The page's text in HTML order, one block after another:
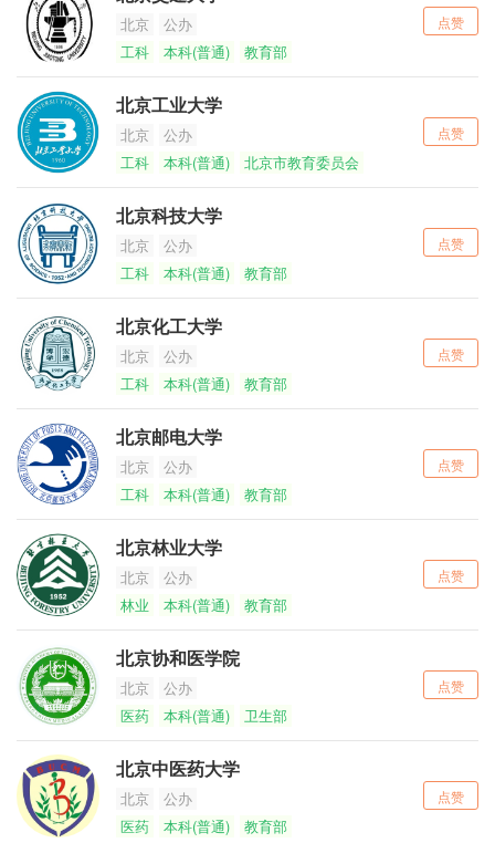
北京
公办
工科
本科(普通) 教育部
点赞
北京工业大学
北京
公办
工科
本科(普通) 北京市教育委员会
点赞
北京科技大学
北京
公办
工科
本科(普通) 教育部
点赞
北京化工大学
北京
公办
工科
本科(普通) 教育部
点赞
北京邮电大学
北京
公办
工科
本科(普通) 教育部
点赞
北京林业大学
北京
公办
林业
本科(普通) 教育部
点赞
北京协和医学院
北京
公办
医药
本科(普通) 卫生部
点赞
北京中医药大学
北京
公办
医药
本科(普通) 教育部
点赞